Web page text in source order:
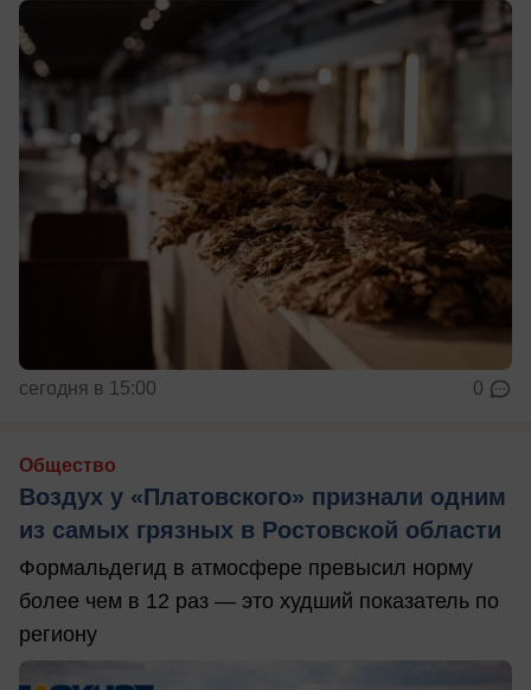
сегодня в 15:00 0
Общество
Воздух у «Платовского» признали одним
из самых грязных в Ростовской области
Формальдегид в атмосфере превысил норму
более чем в 12 раз — это худший показатель по
региону